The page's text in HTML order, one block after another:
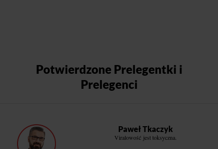
Potwierdzone Prelegentki i
Prelegenci
Paweł Tkaczyk
Viralowość jest toksyczna.